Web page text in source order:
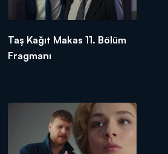
Taş Kağıt Makas 11. Bölüm
Fragmanı